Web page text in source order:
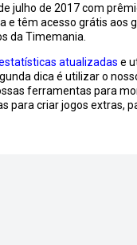
julho de 2017 com
têm acesso grátis aos
da Timemania.
atualizadas e
dica é utilizar o
ferramentas para
criar jogos extras,